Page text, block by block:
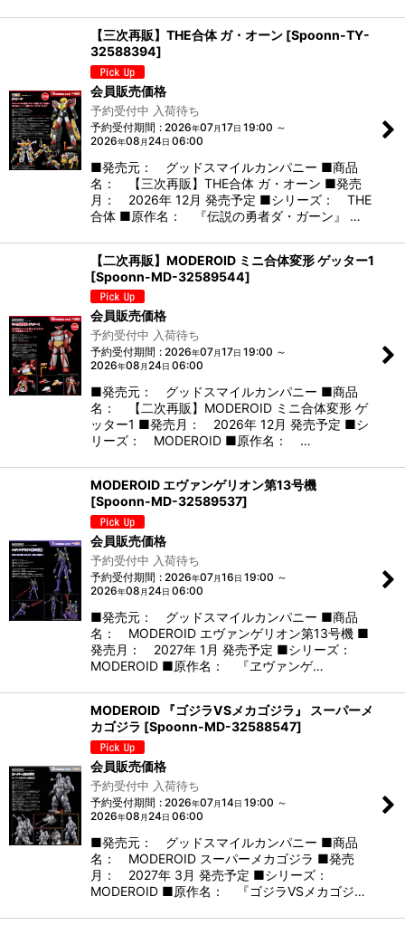
【三次再販】THE合体 ガ・オーン [Spoonn-TY-
32588394]
会員販売価格
予約受付中 入荷待ち
予約受付期間 : 2026年07月17日 19:00 ～
2026年08 月 24日 06:00
■発売元： グッドスマイルカンパニー ■商品
名： 【三次再販】THE合体 ガ・オーン ■発売
月： 2026年 12月 発売予定 ■シリーズ： THE
合体 ■原作名： 『伝説の勇者ダ・ガーン』 …
【二次再販】MODEROID ミニ合体変形 ゲッター1
[Spoonn-MD-32589544]
会員販売価格
予約受付中 入荷待ち
予約受付期間 : 2026年07月17日 19:00 ～
2026年08月24日 06:00
■発売元： グッドスマイルカンパニー ■商品
名： 【二次再販】MODEROID ミニ合体変形 ゲ
ッター1 ■発売月： 2026年 12月 発売予定 ■シ
リーズ： MODEROID ■原作名： …
MODEROID エヴァンゲリオン第13号機
[Spoonn-MD-32589537]
会員販売価格
予約受付中 入荷待ち
予約受付期間 : 2026年07月16日 19:00 ～
2026年08 月24日 06:00
■発売元： グッドスマイルカンパニー ■商品
名： MODEROID エヴァンゲリオン第13号機 ■
発売月： 2027年 1月 発売予定 ■シリーズ：
MODEROID ■原作名： 『ヱヴァンゲ…
MODEROID 『ゴジラVSメカゴジラ』 スーパーメ
カゴジラ [Spoonn-MD-32588547]
会員販売価格
予約受付中 入荷待ち
予約受付期間 : 2026年07月14日 19:00 ～
2026年08 月 24日 06:00
■発売元： グッドスマイルカンパニー ■商品
名： MODEROID スーパーメカゴジラ ■発売
月： 2027年 3月 発売予定 ■シリーズ：
MODEROID ■原作名： 『ゴジラVSメカゴジ…